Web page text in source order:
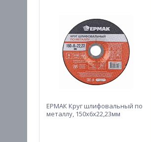
ЕРМАК Круг шлифовальный по
металлу, 150х6х22,23мм